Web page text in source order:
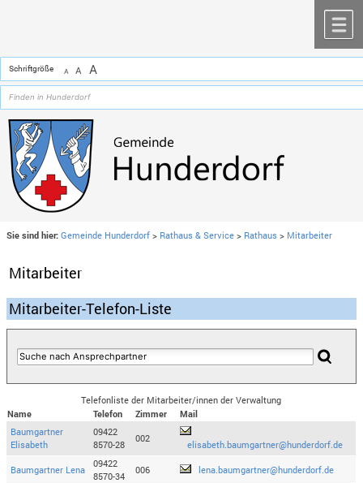
Schriftgröße A A A
Sie sind hier: Gemeinde Hunderdorf > Rathaus & Service > Rathaus > Mitarbeiter
Mitarbeiter
Mitarbeiter-Telefon-Liste
Telefonliste der Mitarbeiter/innen der Verwaltung
Name
Telefon Zimmer
Mail
Baumgartner
Elisabeth
09422
8570-28
002
elisabeth.baumgartner@hunderdorf.de
Baumgartner Lena
09422
8570-34
006 lena.baumgartner@hunderdorf.de